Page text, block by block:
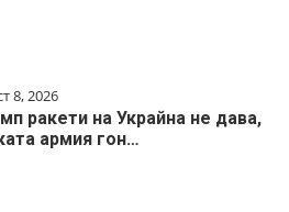
8, 2026
ракети на Украйна не дава,
армия гон…